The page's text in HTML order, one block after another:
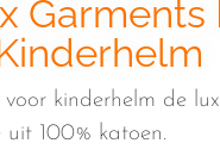
voor kinderhelm de
uit 100% katoen.